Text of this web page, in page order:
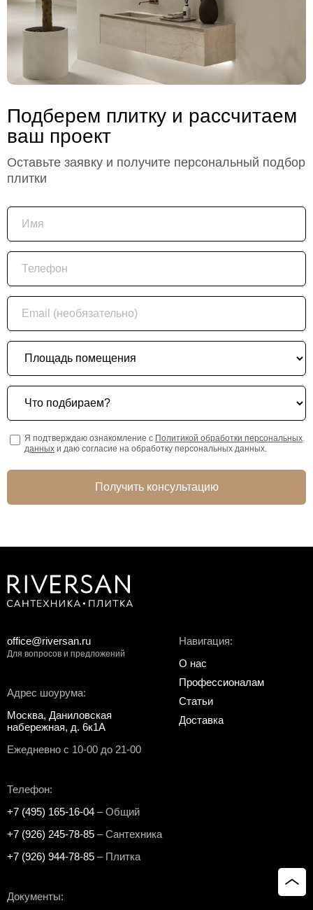
Подберем плитку и рассчитаем
ваш проект
Оставьте заявку и получите персональный подбор
плитки
Имя
Телефон
Email (необязательно)
Площадь помещения
Что подбираем?
Я подтверждаю ознакомление с Политикой обработки персональных
данных и даю согласие на обработку персональных данных.
Получить консультацию
Адрес шоурума:
Москва, Даниловская
набережная, д. 6к1А
Ежедневно с 10-00 до 21-00
Телефон:
+7 (495) 165-16-04 – Общий
+7 (926) 245-78-85 – Сантехника
+7 (926) 944-78-85 – Плитка
Документы:
Навигация:
О нас
Профессионалам
Статьи
Доставка
office@riversan.ru
Для вопросов и предложений